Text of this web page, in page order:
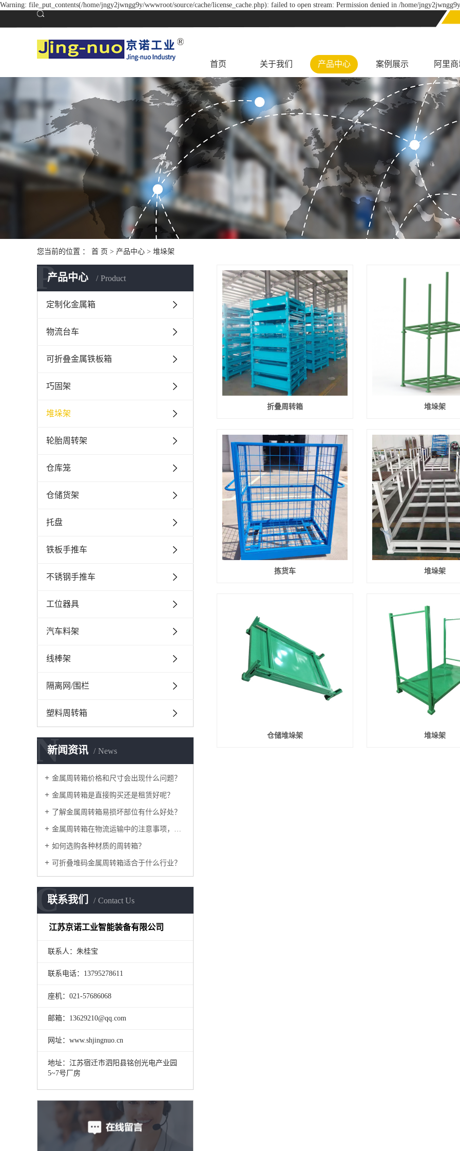
Warning: file_put_contents(/home/jngy2jwngg9y/wwwroot/source/cache/license_cache.php): failed to open stream: Permission denied in /home/
首页 关于我们 产品中心 案例展示 阿里
您当前的位置 ： 首 页 > 产品中心 > 堆垛架
产品中心 Product
P
定制化金属箱
物流台车
可折叠金属铁板箱
巧固架
堆垛架
轮胎周转架
仓库笼
仓储货架
托盘
铁板手推车
不锈钢手推车
工位器具
汽车料架
线棒架
隔离网/围栏
塑料周转箱
新闻资讯 News
N
金属周转箱价格和尺寸会出现什么问题？
金属周转箱是直接购买还是租赁好呢？
了解金属周转箱易损坏部位有什么好处？
金属周转箱在物流运输中的注意事项，如何采购？
如何选购各种材质的周转箱？
可折叠堆码金属周转箱适合于什么行业？
联系我们 Contact Us
C
江苏京诺工业智能装备有限公司
联系人：朱桂宝
联系电话：13795278611
座机：021-57686068
邮箱：13629210@qq.com
网址：www.shjingnuo.cn
地址：江苏宿迁市泗阳县铭创光电产业园
5~7号厂房
折叠周转箱 堆垛架
拣货车 堆垛架
仓储堆垛架 堆垛架